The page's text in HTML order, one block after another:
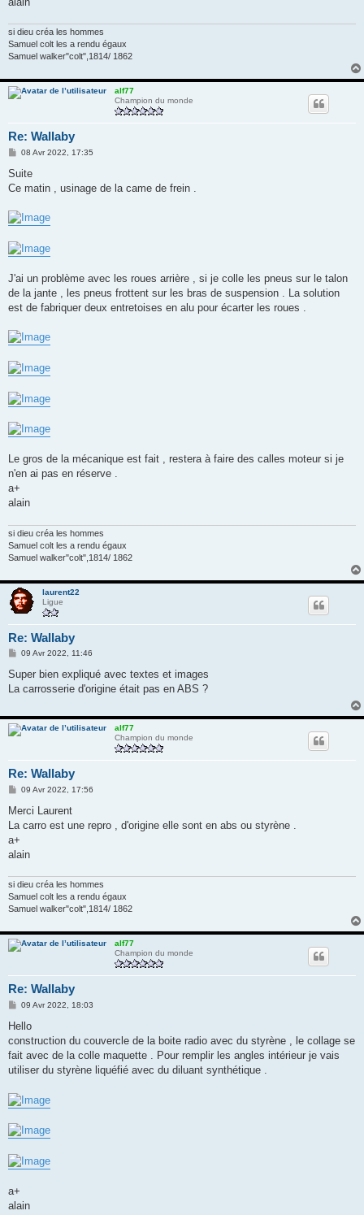
si dieu créa les hommes
Samuel colt les a rendu égaux
Samuel walker"colt",1814/ 1862
alf77
Champion du monde
Re: Wallaby
M
s
a
e
08 Avr 2022, 17:35
Suite
Ce matin , usinage de la came de frein .
J'ai un problème avec les roues arrière , si je colle les pneus sur le talon
de la jante , les pneus frottent sur les bras de suspension . La solution
est de fabriquer deux entretoises en alu pour écarter les roues .
Le gros de la mécanique est fait , restera à faire des calles moteur si je
n'en ai pas en réserve .
a+
alain
si dieu créa les hommes
Samuel colt les a rendu égaux
Samuel walker"colt",1814/ 1862
laurent22
Ligue
Re: Wallaby
M
s
s
a
09 Avr 2022, 11:46
Super bien expliqué avec textes et images
La carrosserie d'origine était pas en ABS ?
alf77
Champion du monde
Re: Wallaby
M
s
a
g
09 Avr 2022, 17:56
Merci Laurent
La carro est une repro , d'origine elle sont en abs ou styrène .
a+
alain
si dieu créa les hommes
Samuel colt les a rendu égaux
Samuel walker"colt",1814/ 1862
alf77
Champion du monde
Re: Wallaby
M
s
a
g
09 Avr 2022, 18:03
Hello
construction du couvercle de la boite radio avec du styrène , le collage se
fait avec de la colle maquette . Pour remplir les angles intérieur je vais
utiliser du styrène liquéfié avec du diluant synthétique .
a+
alain